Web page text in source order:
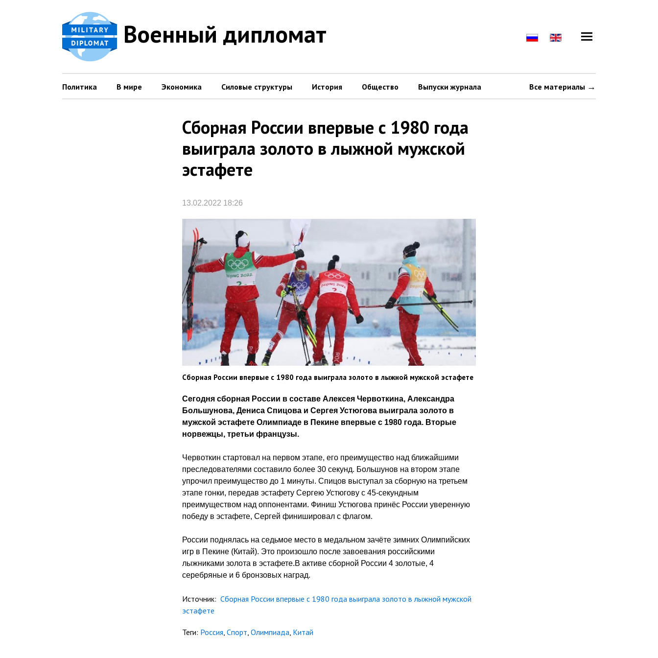
Военный дипломат
Политика В мире Экономика Силовые структуры История Общество Выпуски журнала Все материалы
Сборная России впервые с 1980 года
выиграла золото в лыжной мужской
эстафете
13.02.2022 18:26
Сборная России впервые с 1980 года выиграла золото в лыжной мужской эстафете
Сегодня сборная России в составе Алексея Червоткина, Александра
Большунова, Дениса Спицова и Сергея Устюгова выиграла золото в
мужской эстафете Олимпиаде в Пекине впервые с 1980 года. Вторые
норвежцы, третьи французы.
Червоткин стартовал на первом этапе, его преимущество над ближайшими
преследователями составило более 30 секунд. Большунов на втором этапе
упрочил преимущество до 1 минуты. Спицов выступал за сборную на третьем
этапе гонки, передав эстафету Сергею Устюгову с 45-секундным
преимуществом над оппонентами. Финиш Устюгова принёс России уверенную
победу в эстафете, Сергей финишировал с флагом.
России поднялась на седьмое место в медальном зачёте зимних Олимпийских
игр в Пекине (Китай). Это произошло после завоевания российскими
лыжниками золота в эстафете.В активе сборной России 4 золотые, 4
серебряные и 6 бронзовых наград.
Источник: Сборная России впервые с 1980 года выиграла золото в лыжной мужской
эстафете
Теги: Россия, Спорт, Олимпиада, Китай